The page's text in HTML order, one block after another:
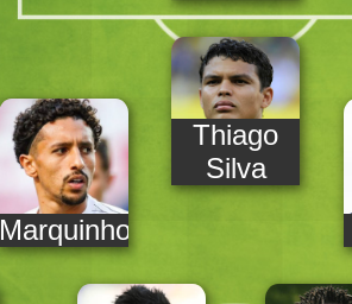
Marquinhos
Thiago
Silva